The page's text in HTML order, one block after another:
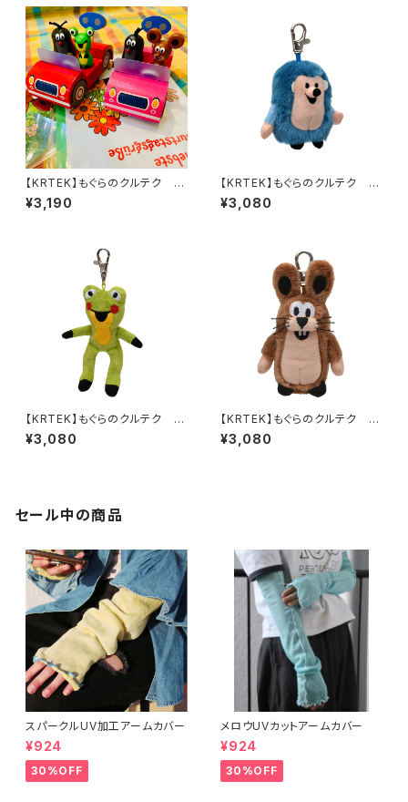
【KRTEK】もぐらのクルテク フ
ィギュア付き木製ミニカー
¥3,190
【KRTEK】もぐらのクルテク ス
ナップフックぬいぐるみ はりね
ずみ
¥3,080
【KRTEK】もぐらのクルテク ス
ナップフックぬいぐるみ かえる
¥3,080
【KRTEK】もぐらのクルテク ス
ナップフックぬいぐるみ うさぎ
¥3,080
セール中の商品
スパークルUV加工アームカバー
¥924
30%OFF
メロウUVカットアームカバー
¥924
30%OFF